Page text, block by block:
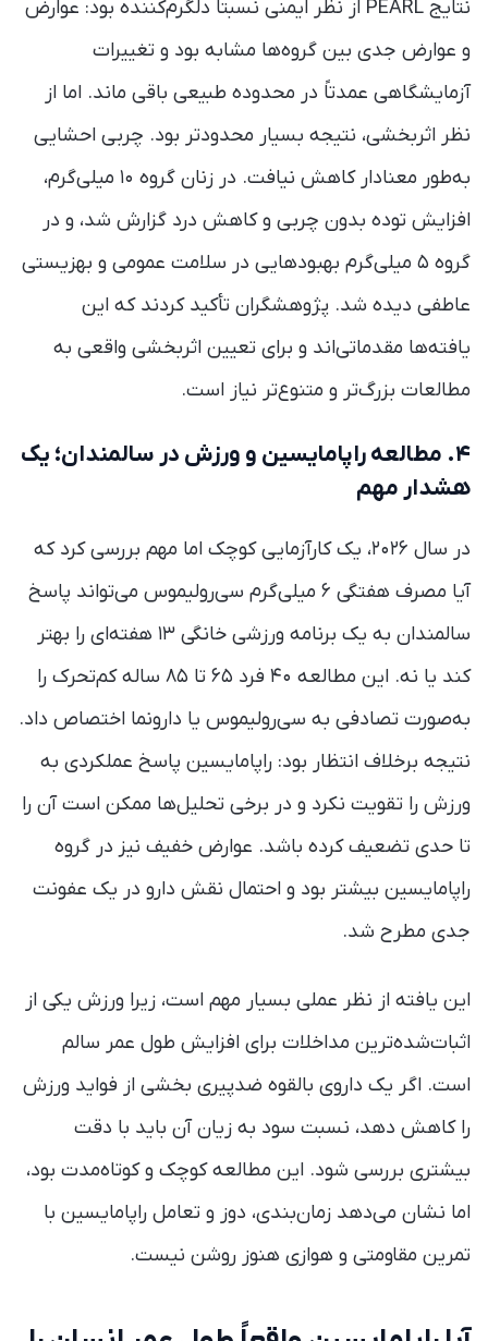
نتایج PEARL از نظر ایمنی نسبتاً دلگرم‌کننده بود: عوارض
و عوارض جدی بین گروه‌ها مشابه بود و تغییرات
آزمایشگاهی عمدتاً در محدوده طبیعی باقی ماند. اما از
نظر اثربخشی، نتیجه بسیار محدودتر بود. چربی احشایی
به‌طور معنادار کاهش نیافت. در زنان گروه ۱۰ میلی‌گرم،
افزایش توده بدون چربی و کاهش درد گزارش شد، و در
گروه ۵ میلی‌گرم بهبودهایی در سلامت عمومی و بهزیستی
عاطفی دیده شد. پژوهشگران تأکید کردند که این
یافته‌ها مقدماتی‌اند و برای تعیین اثربخشی واقعی به
مطالعات بزرگ‌تر و متنوع‌تر نیاز است.
۴. مطالعه راپامایسین و ورزش در سالمندان؛ یک
هشدار مهم
در سال ۲۰۲۶، یک کارآزمایی کوچک اما مهم بررسی کرد که
آیا مصرف هفتگی ۶ میلی‌گرم سی‌رولیموس می‌تواند پاسخ
سالمندان به یک برنامه ورزشی خانگی ۱۳ هفته‌ای را بهتر
کند یا نه. این مطالعه ۴۰ فرد ۶۵ تا ۸۵ ساله کم‌تحرک را
به‌صورت تصادفی به سی‌رولیموس یا دارونما اختصاص داد.
نتیجه برخلاف انتظار بود: راپامایسین پاسخ عملکردی به
ورزش را تقویت نکرد و در برخی تحلیل‌ها ممکن است آن را
تا حدی تضعیف کرده باشد. عوارض خفیف نیز در گروه
راپامایسین بیشتر بود و احتمال نقش دارو در یک عفونت
جدی مطرح شد.
این یافته از نظر عملی بسیار مهم است، زیرا ورزش یکی از
اثبات‌شده‌ترین مداخلات برای افزایش طول عمر سالم
است. اگر یک داروی بالقوه ضدپیری بخشی از فواید ورزش
را کاهش دهد، نسبت سود به زیان آن باید با دقت
بیشتری بررسی شود. این مطالعه کوچک و کوتاه‌مدت بود،
اما نشان می‌دهد زمان‌بندی، دوز و تعامل راپامایسین با
تمرین مقاومتی و هوازی هنوز روشن نیست.